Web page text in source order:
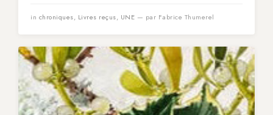
in chroniques, Livres reçus, UNE — par Fabrice Thumerel